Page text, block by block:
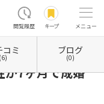
閲覧履歴 キープ メニュー
東区豊洲 結婚相談所 Sweet ten
7ヶ月で成婚
コミ
(6)
ブログ
(0)